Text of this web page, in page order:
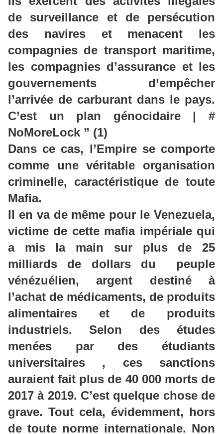
de surveillance et de persécution
des navires et menacent les
compagnies de transport maritime,
les compagnies d’assurance et les
gouvernements d’empêcher
l’arrivée de carburant dans le pays.
C’est un plan génocidaire | #
NoMoreLock ” (1)
Dans ce cas, l’Empire se comporte
comme une véritable organisation
criminelle, caractéristique de toute
Mafia.
Il en va de même pour le Venezuela,
victime de cette mafia impériale qui
a mis la main sur plus de 25
milliards de dollars du peuple
vénézuélien, argent destiné à
l’achat de médicaments, de produits
alimentaires et de produits
industriels. Selon des études
menées par des étudiants
universitaires , ces sanctions
auraient fait plus de 40 000 morts de
2017 à 2019. C’est quelque chose de
grave. Tout cela, évidemment, hors
de toute norme internationale. Non